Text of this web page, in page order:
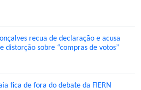
recua de declaração e acusa
distorção sobre “compras de votos”
fica de fora do debate da FIERN